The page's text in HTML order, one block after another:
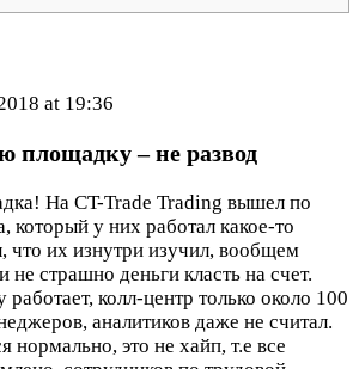
at 19:36
площадку – не развод
На CT-Trade Trading вышел по
который у них работал какое-то
что их изнутри изучил, вообщем
не страшно деньги класть на счет.
колл-центр только около 100
аналитиков даже не считал.
нормально, это не хайп, т.е все